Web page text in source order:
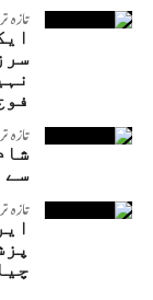
تازہ
تازہ
سے
تازہ